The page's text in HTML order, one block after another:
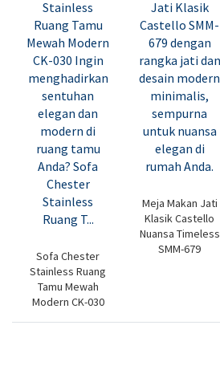
Sofa Chester
Stainless Ruang
Tamu Mewah
Modern CK-030
Meja Makan Jati
Klasik Castello
Nuansa Timeless
SMM-679